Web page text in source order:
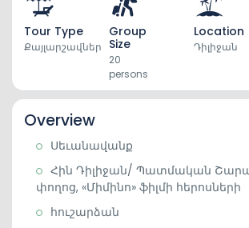
Tour Type
Քայլարշավներ
Group
Size
20
persons
Location
Դիլիջան
Overview
Սեւանավանք
Հին Դիլիջան/ Պատմական
փողոց, «Միմինո» ֆիլմի հերոսների
հուշարձան